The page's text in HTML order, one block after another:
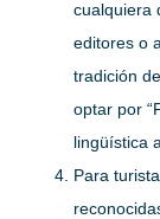
cualquiera
editores o
tradición
optar por
lingüística
Para